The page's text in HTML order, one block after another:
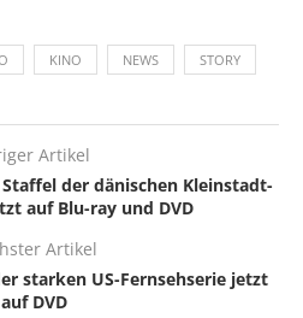
KINO NEWS STORY
Artikel
der dänischen Kleinstadt-
auf Blu-ray und DVD
Artikel
starken US-Fernsehserie jetzt
auf DVD